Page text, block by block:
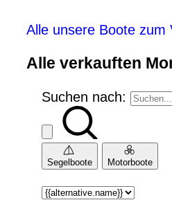
Alle unsere Boote zum
Alle verkauften
Suchen nach:
Segelboote Motorboote